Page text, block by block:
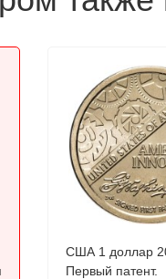
США 1 доллар
Первый патент.